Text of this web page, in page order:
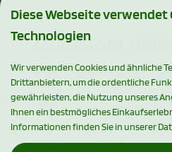
SOCIAL MEDIA
Diese Webseite verwendet
Technologien
Wir verwenden Cookies und ähnliche
Drittanbietern, um die ordentliche
gewährleisten, die Nutzung unseres
Ihnen ein bestmögliches
Informationen finden Sie in unserer